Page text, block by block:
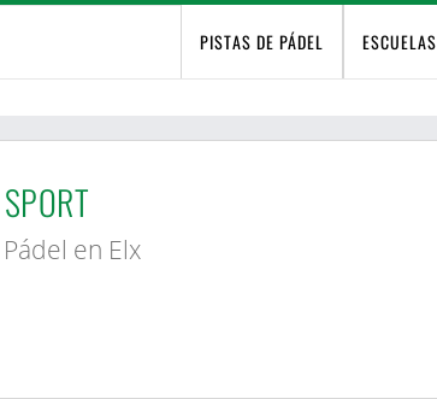
PISTAS DE PÁDEL ESCUELAS
en Elx